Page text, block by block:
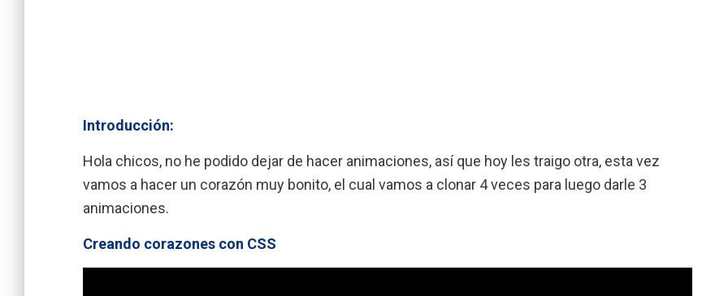
Introducción:
Hola chicos, no he podido dejar de hacer animaciones, así que hoy les traigo otra, esta vez
vamos a hacer un corazón muy bonito, el cual vamos a clonar 4 veces para luego darle 3
animaciones.
Creando corazones con CSS